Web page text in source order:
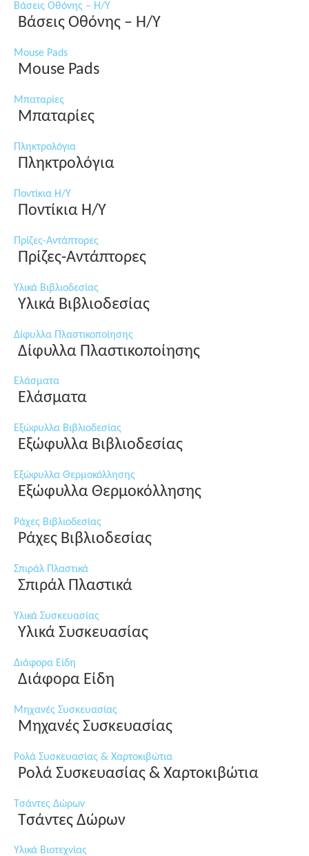
Βάσεις Οθόνης – Η/Υ
Βάσεις Οθόνης – Η/Υ
Mouse Pads
Mouse Pads
Μπαταρίες
Μπαταρίες
Πληκτρολόγια
Πληκτρολόγια
Ποντίκια Η/Υ
Ποντίκια Η/Υ
Πρίζες-Αντάπτορες
Πρίζες-Αντάπτορες
Υλικά Βιβλιοδεσίας
Υλικά Βιβλιοδεσίας
Δίφυλλα Πλαστικοποίησης
Δίφυλλα Πλαστικοποίησης
Ελάσματα
Ελάσματα
Εξώφυλλα Βιβλιοδεσίας
Εξώφυλλα Βιβλιοδεσίας
Εξώφυλλα Θερμοκόλλησης
Εξώφυλλα Θερμοκόλλησης
Ράχες Βιβλιοδεσίας
Ράχες Βιβλιοδεσίας
Σπιράλ Πλαστικά
Σπιράλ Πλαστικά
Υλικά Συσκευασίας
Υλικά Συσκευασίας
Διάφορα Είδη
Διάφορα Είδη
Μηχανές Συσκευασίας
Μηχανές Συσκευασίας
Ρολά Συσκευασίας & Χαρτοκιβώτια
Ρολά Συσκευασίας & Χαρτοκιβώτια
Τσάντες Δώρων
Τσάντες Δώρων
Υλικά Βιοτεχνίας